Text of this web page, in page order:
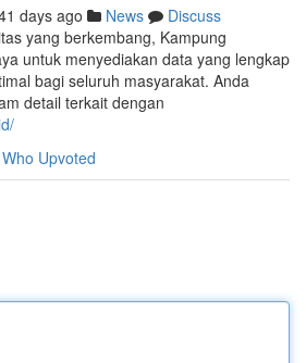
days ago News
Discuss
yang berkembang, Kampung
untuk menyediakan data yang lengkap
bagi seluruh masyarakat. Anda
detail terkait dengan
Who Upvoted